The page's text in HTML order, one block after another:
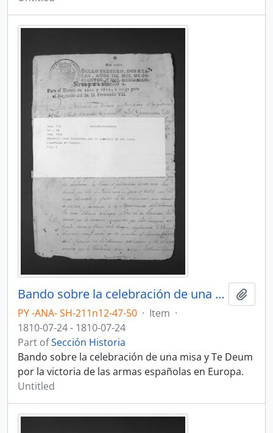
Bando sobre la celebración de una misa y Te Deum por la victoria de las armas españolas en Europa.
PY -ANA- SH-211n12-47-50 · Item ·
1810-07-24 - 1810-07-24
Part ofSección Historia
Bando sobre la celebración de una misa y Te Deum
por la victoria de las armas españolas en Europa.
Untitled